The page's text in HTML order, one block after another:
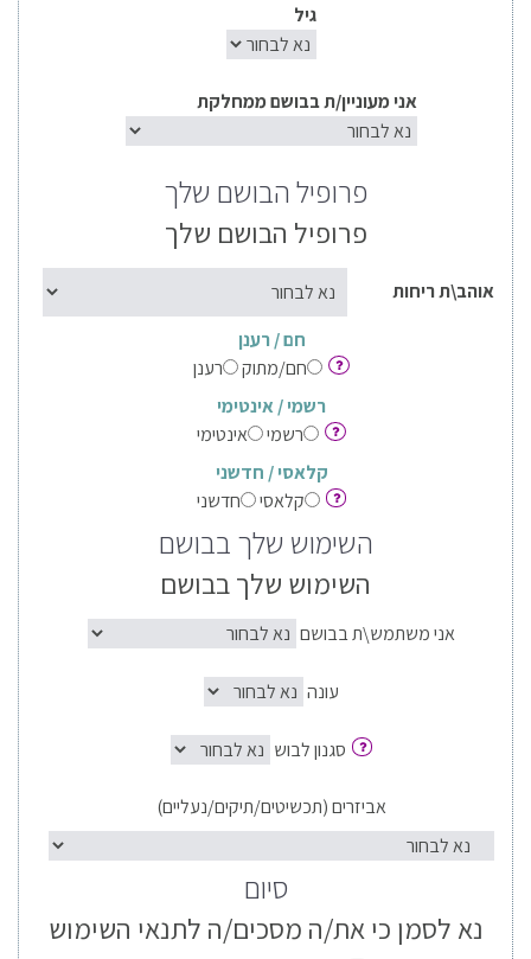
גיל
אני מעוניין/ת בבושם ממחלקת
פרופיל הבושם שלך
פרופיל הבושם שלך
אוהב\ת ריחות
חם / רענן
חם/מתוק
רענן
רשמי / אינטימי
רשמי
אינטימי
קלאסי / חדשני
קלאסי
חדשני
השימוש שלך בבושם
השימוש שלך בבושם
אני משתמש\ת בבושם
עונה
סגנון לבוש
אביזרים (תכשיטים/תיקים/נעליים)
סיום
נא לסמן כי את/ה מסכים/ה לתנאי השימוש